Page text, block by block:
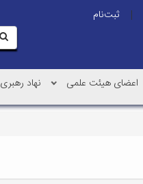
|
ثبت‌نام
اعضای هیئت علمی نهاد رهبری